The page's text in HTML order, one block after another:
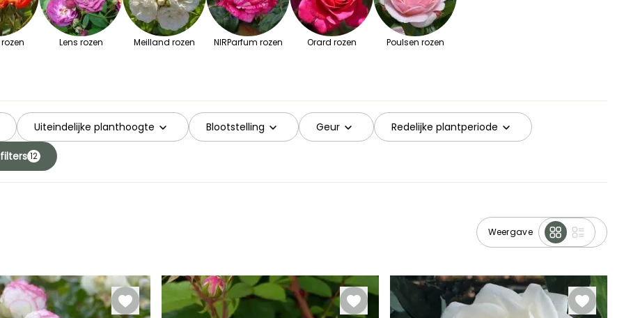
Lens rozen Meilland rozen NIRParfum rozen Orard rozen Poulsen rozen
Uiteindelijke planthoogte Blootstelling Geur Redelijke plantperiode
12
Weergave